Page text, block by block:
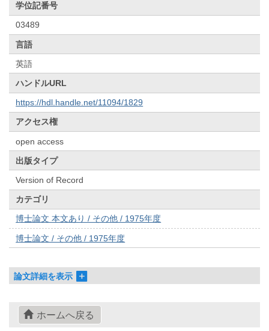
学位記番号
03489
言語
英語
ハンドルURL
https://hdl.handle.net/11094/1829
アクセス権
open access
出版タイプ
Version of Record
カテゴリ
博士論文 本文あり / その他 / 1975年度
博士論文 / その他 / 1975年度
論文詳細を表示
ホームへ戻る